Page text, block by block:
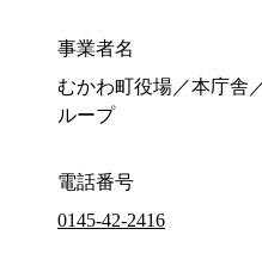
事業者名
むかわ町役場／本庁舎
ループ
電話番号
0145-42-2416